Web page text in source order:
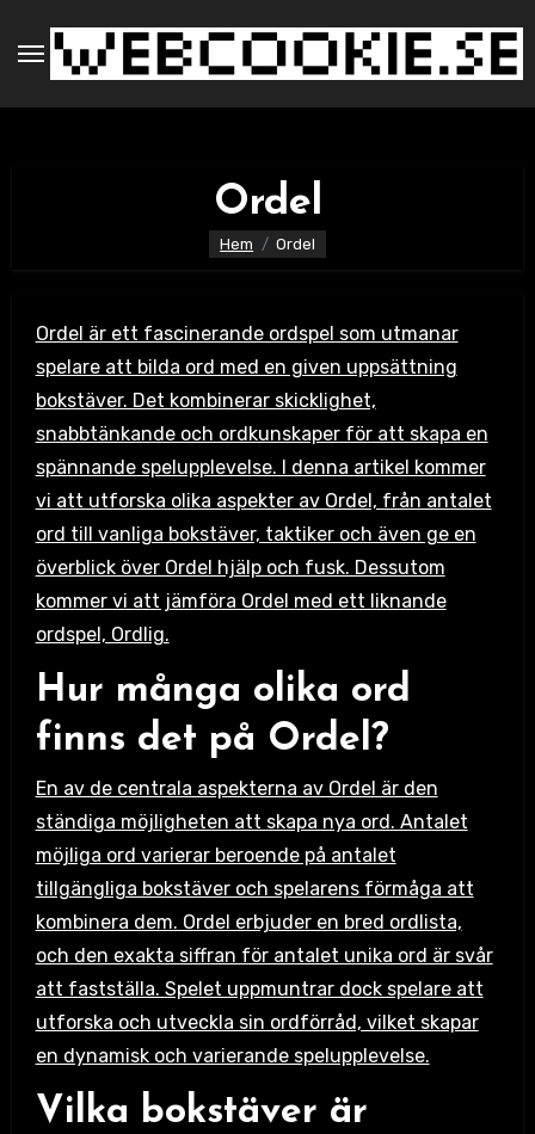
till
innehåll
Ordel
Hem Ordel
Ordel är ett fascinerande ordspel som utmanar
spelare att bilda ord med en given uppsättning
bokstäver. Det kombinerar skicklighet,
snabbtänkande och ordkunskaper för att skapa en
spännande spelupplevelse. I denna artikel kommer
vi att utforska olika aspekter av Ordel, från antalet
ord till vanliga bokstäver, taktiker och även ge en
överblick över Ordel hjälp och fusk. Dessutom
kommer vi att jämföra Ordel med ett liknande
ordspel, Ordlig.
Hur många olika ord
finns det på Ordel?
En av de centrala aspekterna av Ordel är den
ständiga möjligheten att skapa nya ord. Antalet
möjliga ord varierar beroende på antalet
tillgängliga bokstäver och spelarens förmåga att
kombinera dem. Ordel erbjuder en bred ordlista,
och den exakta siffran för antalet unika ord är svår
att fastställa. Spelet uppmuntrar dock spelare att
utforska och utveckla sin ordförråd, vilket skapar
en dynamisk och varierande spelupplevelse.
Vilka bokstäver är